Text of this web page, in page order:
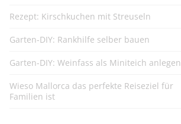
Rezept: Kirschkuchen mit Streuseln
Garten-DIY: Rankhilfe selber bauen
Garten-DIY: Weinfass als Miniteich anlegen
Wieso Mallorca das perfekte Reiseziel für
Familien ist